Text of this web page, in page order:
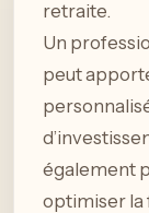
retraite.
Un
peut
également
optimiser la